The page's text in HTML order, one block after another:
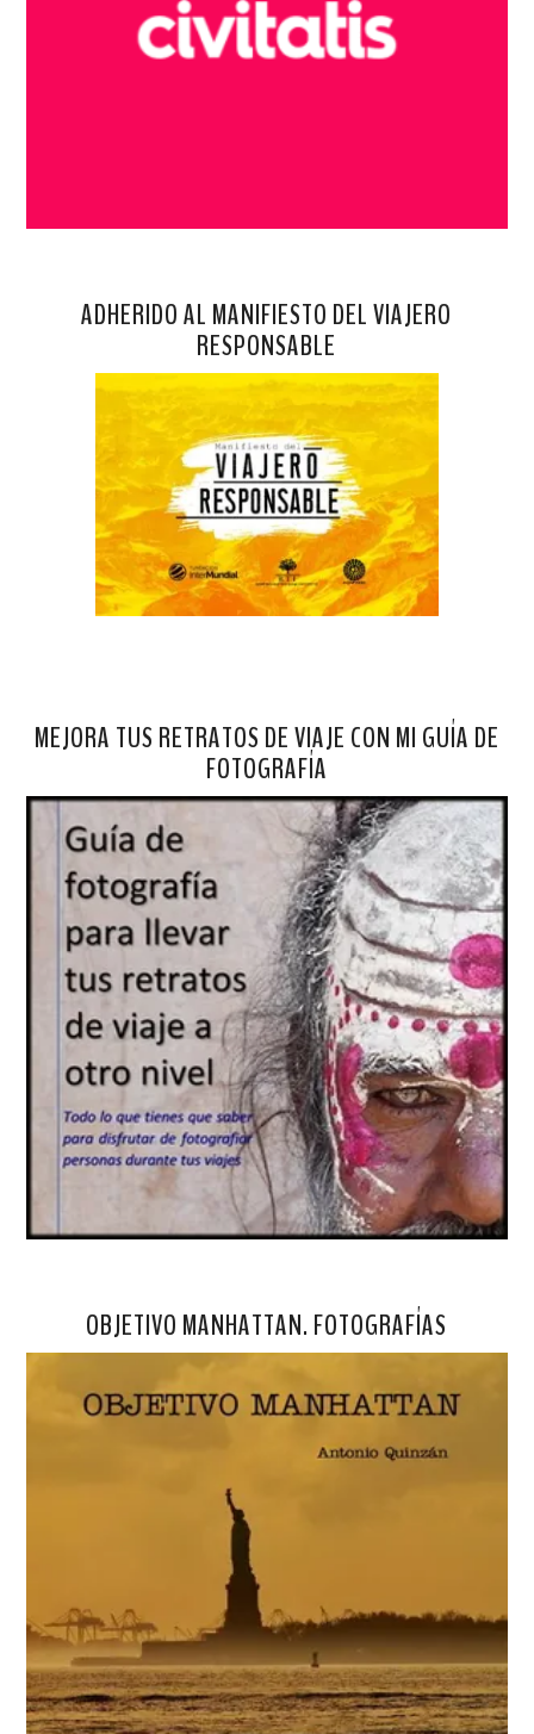
ADHERIDO AL MANIFIESTO DEL VIAJERO
RESPONSABLE
MEJORA TUS RETRATOS DE VIAJE CON MI GUÍA DE
FOTOGRAFÍA
OBJETIVO MANHATTAN. FOTOGRAFÍAS